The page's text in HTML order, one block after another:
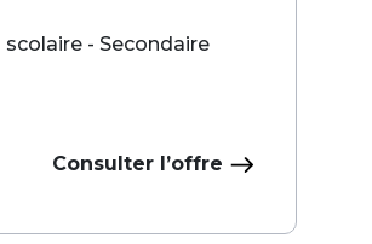
- Secondaire
Consulter l’offre